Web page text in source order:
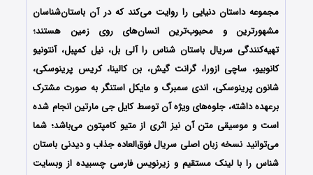
مجموعه داستان دنیایی را روایت می‌کند که در آن باستان‌شناسان
مشهورترین و محبوب‌ترین انسان‌های روی زمین هستند؛
تهیه‌کنندگی سریال باستان شناس را آلی بل، نیل کمپبل، آنتونیو
کانوبیو، ساچی ازورا، گرانت گیش، بن کالینا، کریس پرینوسکی،
شانون پرینوسکی، اندی سمبرگ و مایکل استنگر به صورت مشترک
برعهده داشته، جلوه‌های ویژه آن توسط کایل جی مارتین انجام شده
است و موسیقی متن آن نیز اثری از متیو کامپتون می‌باشد؛ شما
می‌توانید نسخه زبان اصلی سریال فوق‌العاده جذاب و دیدنی باستان
شناس را با لینک مستقیم و زیرنویس فارسی چسبیده از وبسایت